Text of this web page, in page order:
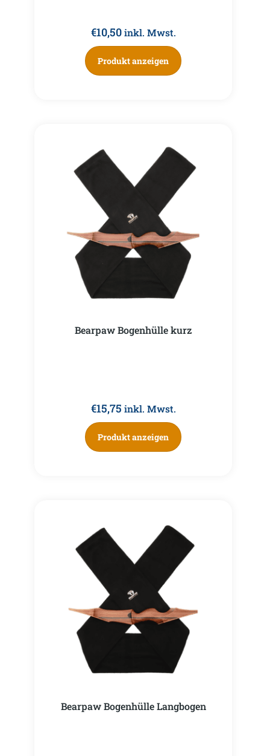
€10,50 inkl. Mwst.
Produkt anzeigen
Bearpaw Bogenhülle kurz
€15,75 inkl. Mwst.
Produkt anzeigen
Bearpaw Bogenhülle Langbogen